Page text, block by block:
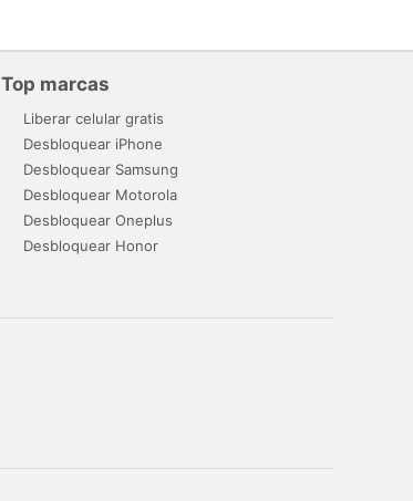
Top marcas
Liberar celular gratis
Desbloquear iPhone
Desbloquear Samsung
Desbloquear Motorola
Desbloquear Oneplus
Desbloquear Honor